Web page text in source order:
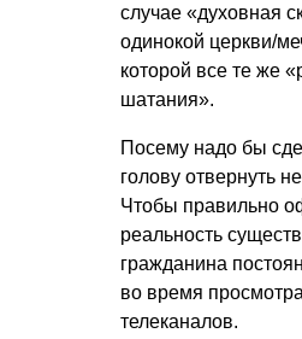
случае «духовная
одинокой церкви/
которой все те же
шатания».
Посему надо бы
голову отвернуть
Чтобы правильно
реальность
гражданина
во время
телеканалов.